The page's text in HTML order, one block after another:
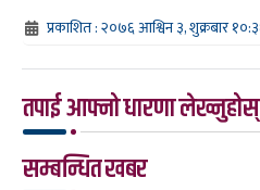
प्रकाशित : २०७६ आश्विन ३, शुक्रबार
तपाई आफ्नो धारणा
सम्बन्धित खबर